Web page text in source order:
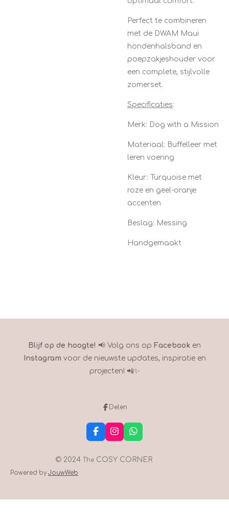
Perfect te combineren
met de DWAM Maui
hondenhalsband en
poepzakjeshouder voor
een complete, stijlvolle
zomerset.
Specificaties:
Merk: Dog with a Mission
Materiaal: Buffelleer met
leren voering
Kleur: Turquoise met
roze en geel-oranje
accenten
Beslag: Messing
Handgemaakt
Blijf op de hoogte! 📢 Volg ons op Facebook en
Instagram voor de nieuwste updates, inspiratie en
projecten! 📲✨
Delen
F
a
e
I
n
t
m
W
h
t
© 2024 The COSY CORNER
Powered byJouwWeb